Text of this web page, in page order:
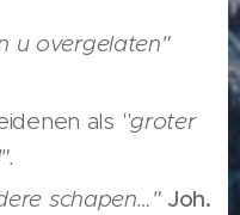
u overgelaten"
als "groter
schapen…" Joh.